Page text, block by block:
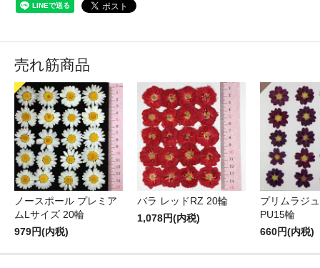
売れ筋商品
ノースポール プレミア
ムLサイズ 20輪
979円(内税)
バラ レッドRZ 20輪
1,078円(内税)
プリムラジ
PU15輪
660円(内税)